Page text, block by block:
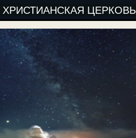
ХРИСТИАНСКАЯ ЦЕРКОВЬ